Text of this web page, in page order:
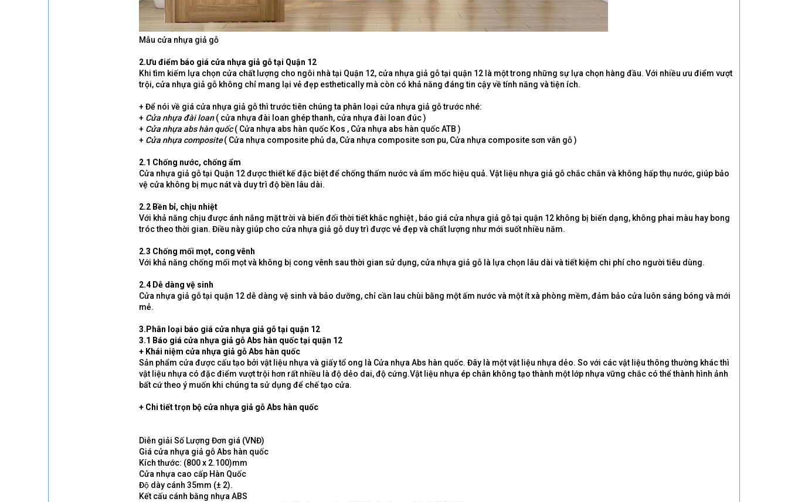
Mẫu cửa nhựa giả gỗ
2.Ưu điểm báo giá cửa nhựa giả gỗ tại Quận 12
Khi tìm kiếm lựa chọn cửa chất lượng cho ngôi nhà tại Quận 12, cửa nhựa giả gỗ tại quận 12 là một trong những sự lựa chọn hàng đầu. Với nhiều ưu điểm vượt
trội, cửa nhựa giả gỗ không chỉ mang lại vẻ đẹp esthetically mà còn có khả năng đáng tin cậy về tính năng và tiện ích.
+ Để nói về giá cửa nhựa giả gỗ thì trước tiên chúng ta phân loại cửa nhựa giả gỗ trước nhé:
+ Cửa nhựa đài loan( cửa nhựa đài loan ghép thanh, cửa nhựa đài loan đúc )
+ Cửa nhựa abs hàn quốc( Cửa nhựa abs hàn quốc Kos , Cửa nhựa abs hàn quốc ATB )
+ Cửa nhựa composite( Cửa nhựa composite phủ da, Cửa nhựa composite sơn pu, Cửa nhựa composite sơn vân gỗ )
2.1 Chống nước, chống ẩm
Cửa nhựa giả gỗ tại Quận 12 được thiết kế đặc biệt để chống thấm nước và ẩm mốc hiệu quả. Vật liệu nhựa giả gỗ chắc chắn và không hấp thụ nước, giúp bảo
vệ cửa không bị mục nát và duy trì độ bền lâu dài.
2.2 Bền bỉ, chịu nhiệt
Với khả năng chịu được ánh nắng mặt trời và biến đổi thời tiết khắc nghiệt , báo giá cửa nhựa giả gỗ tại quận 12 không bị biến dạng, không phai màu hay bong
tróc theo thời gian. Điều này giúp cho cửa nhựa giả gỗ duy trì được vẻ đẹp và chất lượng như mới suốt nhiều năm.
2.3 Chống mối mọt, cong vênh
Với khả năng chống mối mọt và không bị cong vênh sau thời gian sử dụng, cửa nhựa giả gỗ là lựa chọn lâu dài và tiết kiệm chi phí cho người tiêu dùng.
2.4 Dễ dàng vệ sinh
Cửa nhựa giả gỗ tại quận 12 dễ dàng vệ sinh và bảo dưỡng, chỉ cần lau chùi bằng một ấm nước và một ít xà phòng mềm, đảm bảo cửa luôn sáng bóng và mới
mẻ.
3.Phân loại báo giá cửa nhựa giả gỗ tại quận 12
3.1 Báo giá cửa nhựa giả gỗ Abs hàn quốc tại quận 12
+ Khái niệm cửa nhựa giả gỗ Abs hàn quốc
Sản phẩm cửa được cấu tạo bởi vật liệu nhựa và giấy tổ ong là Cửa nhựa Abs hàn quốc. Đây là một vật liệu nhựa dẻo. So với các vật liệu thông thường khác thì
vật liệu nhựa có đặc điểm vượt trội hơn rất nhiều là độ dẻo dai, độ cứng.Vật liệu nhựa ép chân không tạo thành một lớp nhựa vững chắc có thể thành hình ảnh
bất cứ theo ý muốn khi chúng ta sử dụng để chế tạo cửa.
+ Chi tiết trọn bộ cửa nhựa giả gỗ Abs hàn quốc
Diễn giải Số Lượng Đơn giá (VNĐ)
Giá cửa nhựa giả gỗ Abs hàn quốc
Kích thước: (800 x 2.100)mm
Cửa nhựa cao cấp Hàn Quốc
Độ dày cánh 35mm (± 2).
Kết cấu cánh bằng nhựa ABS